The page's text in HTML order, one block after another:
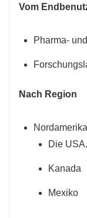
Vom
Pharma-
Nach Region
Nordamerika
Die USA.
Kanada
Mexiko